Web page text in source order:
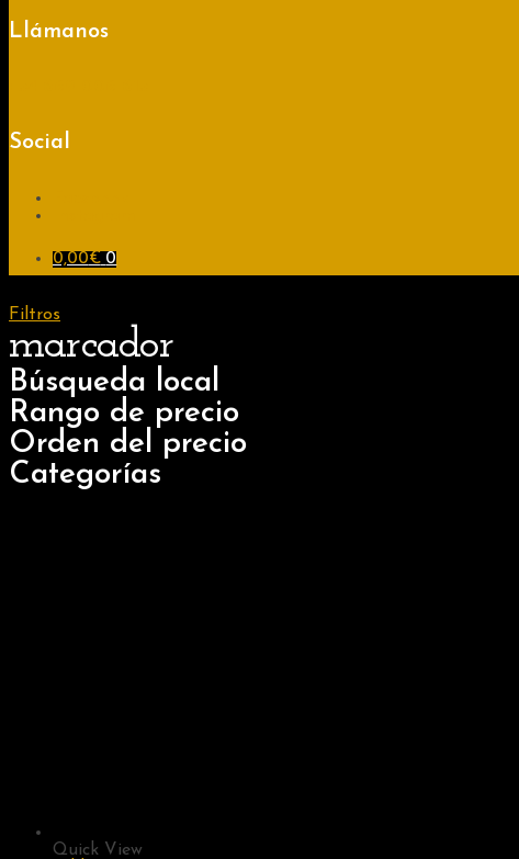
Llámanos
Social
0,00€ 0
Filtros
marcador
Búsqueda local
Rango de precio
Orden del precio
Categorías
Quick View